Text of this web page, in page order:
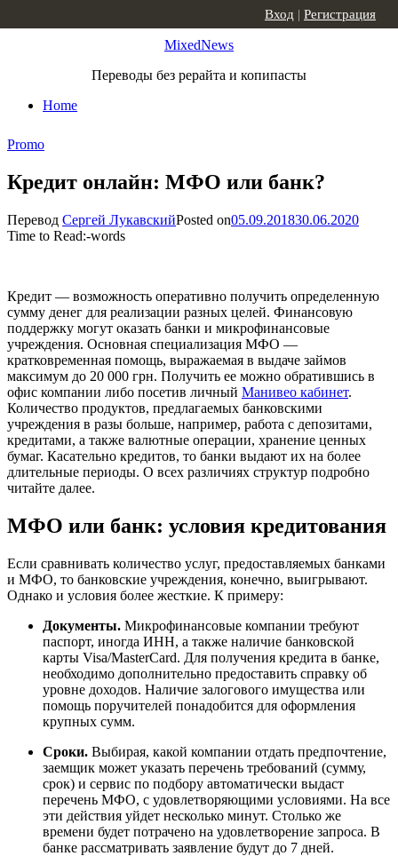
MixedNews
Переводы без рерайта и копипасты
Home
Вход | Регистрация
Promo
Кредит онлайн: МФО или банк?
Перевод Сергей ЛукавскийPosted on05.09.201830.06.2020
Time to Read:-words
Кредит — возможность оперативно получить определенную
сумму денег для реализации разных целей. Финансовую
поддержку могут оказать банки и микрофинансовые
учреждения. Основная специализация МФО —
кратковременная помощь, выражаемая в выдаче займов
максимум до 20 000 грн. Получить ее можно обратившись в
офис компании либо посетив личный Манивео кабинет.
Количество продуктов, предлагаемых банковскими
учреждения в разы больше, например, работа с депозитами,
кредитами, а также валютные операции, хранение ценных
бумаг. Касательно кредитов, то банки выдают их на более
длительные периоды. О всех различиях структур подробно
читайте далее.
МФО или банк: условия кредитования
Если сравнивать количество услуг, предоставляемых банками
и МФО, то банковские учреждения, конечно, выигрывают.
Однако и условия более жесткие. К примеру:
Документы. Микрофинансовые компании требуют
паспорт, иногда ИНН, а также наличие банковской
карты Visa/MasterCard. Для получения кредита в банке,
необходимо дополнительно предоставить справку об
уровне доходов. Наличие залогового имущества или
помощь поручителей понадобится для оформления
крупных сумм.
Сроки. Выбирая, какой компании отдать предпочтение,
заемщик может указать перечень требований (сумму,
срок) и сервис по подбору автоматически выдаст
перечень МФО, с удовлетворяющими условиями. На все
эти действия уйдет несколько минут. Столько же
времени будет потрачено на удовлетворение запроса. В
банке рассматривать заявление будут до 7 дней.